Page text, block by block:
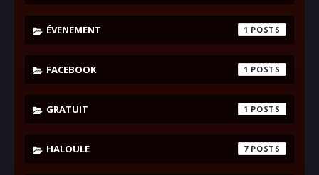
ÉVENEMENT 1
FACEBOOK 1
GRATUIT 1
HALOULE 7